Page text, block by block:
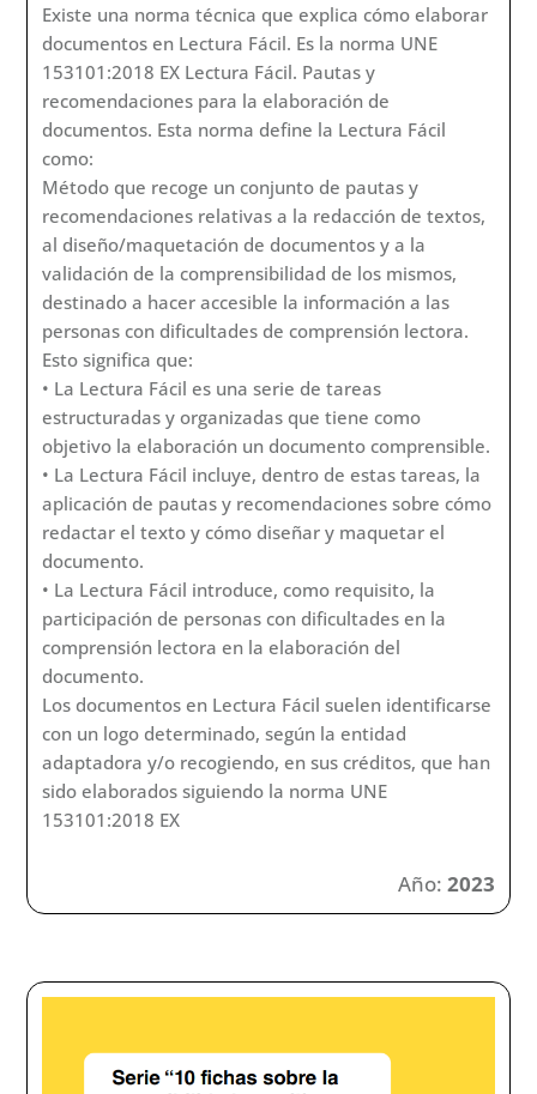
Existe una norma técnica que explica cómo elaborar
documentos en Lectura Fácil. Es la norma UNE
153101:2018 EX Lectura Fácil. Pautas y
recomendaciones para la elaboración de
documentos. Esta norma define la Lectura Fácil
como:
Método que recoge un conjunto de pautas y
recomendaciones relativas a la redacción de textos,
al diseño/maquetación de documentos y a la
validación de la comprensibilidad de los mismos,
destinado a hacer accesible la información a las
personas con dificultades de comprensión lectora.
Esto significa que:
• La Lectura Fácil es una serie de tareas
estructuradas y organizadas que tiene como
objetivo la elaboración un documento comprensible.
• La Lectura Fácil incluye, dentro de estas tareas, la
aplicación de pautas y recomendaciones sobre cómo
redactar el texto y cómo diseñar y maquetar el
documento.
• La Lectura Fácil introduce, como requisito, la
participación de personas con dificultades en la
comprensión lectora en la elaboración del
documento.
Los documentos en Lectura Fácil suelen identificarse
con un logo determinado, según la entidad
adaptadora y/o recogiendo, en sus créditos, que han
sido elaborados siguiendo la norma UNE
153101:2018 EX
Año: 2023